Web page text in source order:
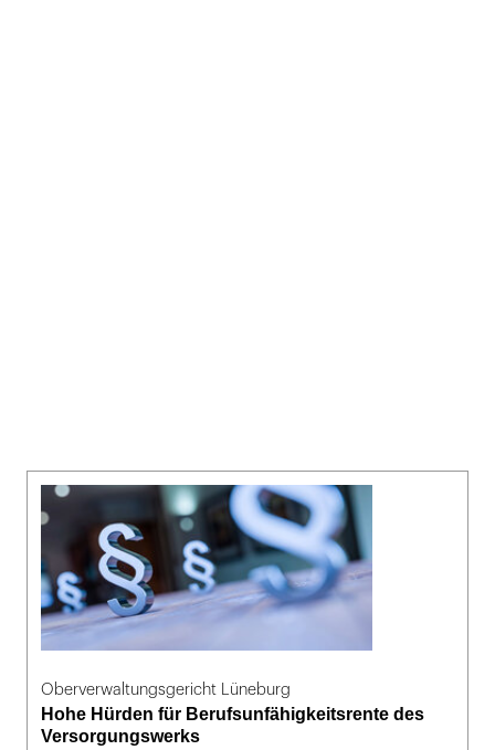
Oberverwaltungsgericht Lüneburg
Hohe Hürden für Berufsunfähigkeitsrente des
Versorgungswerks